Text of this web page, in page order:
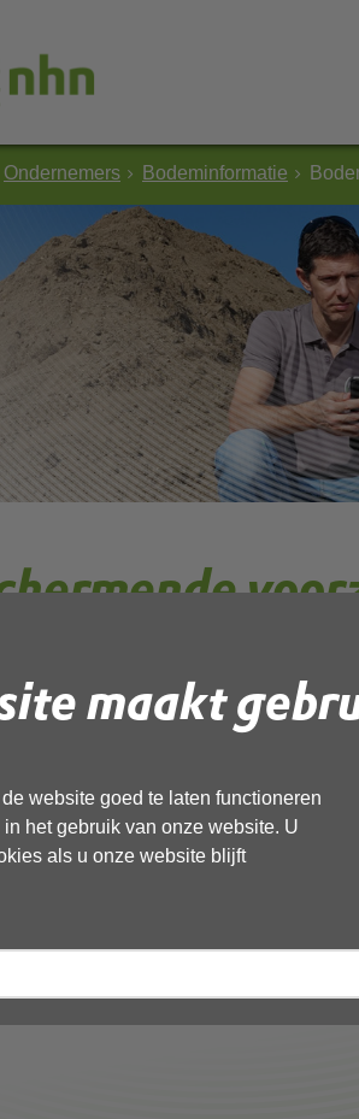
maakt
website goed te laten functioneren
het gebruik van onze website. U
als u onze website blijft
Ondernemers Bodeminformatie
van toepassing. In deze wetgeving
van de bodem helpen voorkomen.